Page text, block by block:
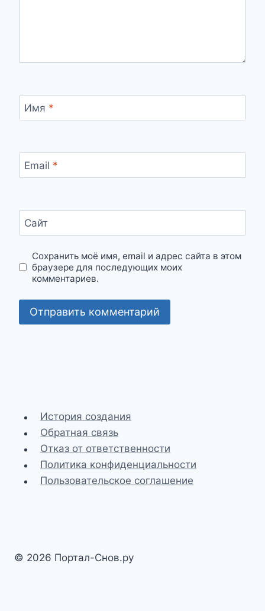
Имя *
Email *
Сайт
Сохранить моё имя, email и адрес сайта в этом
браузере для последующих моих
комментариев.
История создания
Обратная связь
Отказ от ответственности
Политика конфиденциальности
Пользовательское соглашение
© 2026 Портал-Снов.ру